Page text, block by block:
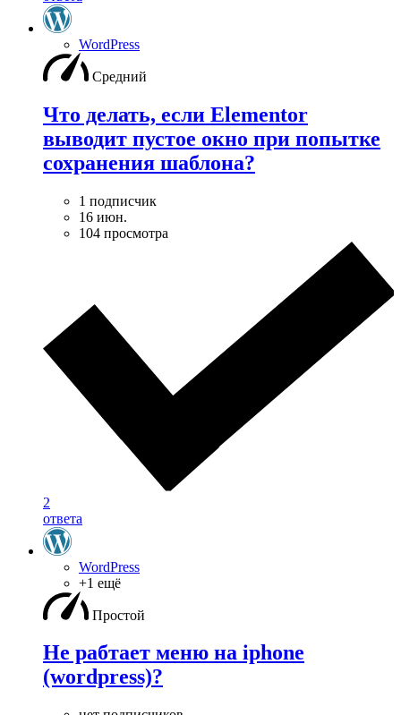
WordPress
Средний
Что делать, если Elementor
выводит пустое окно при попытке
сохранения шаблона?
1 подписчик
16 июн.
104 просмотра
2
ответа
WordPress
+1 ещё
Простой
Не рабтает меню на iphone
(wordpress)?